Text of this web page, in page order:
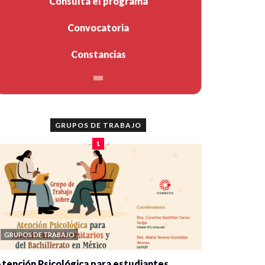
Convocatoria
Constancias
GRUPOS DE TRABAJO
1
GRUPOS DE TRABAJO